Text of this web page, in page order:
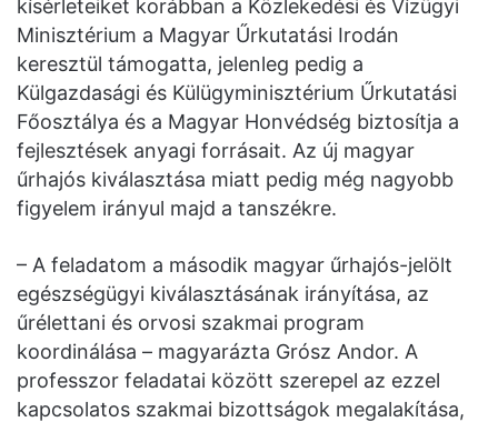
kísérleteiket korábban a Közlekedési és Vízügyi
Minisztérium a Magyar Űrkutatási Irodán
keresztül támogatta, jelenleg pedig a
Külgazdasági és Külügyminisztérium Űrkutatási
Főosztálya és a Magyar Honvédség biztosítja a
fejlesztések anyagi forrásait. Az új magyar
űrhajós kiválasztása miatt pedig még nagyobb
figyelem irányul majd a tanszékre.
– A feladatom a második magyar űrhajós-jelölt
egészségügyi kiválasztásának irányítása, az
űrélettani és orvosi szakmai program
koordinálása – magyarázta Grósz Andor. A
professzor feladatai között szerepel az ezzel
kapcsolatos szakmai bizottságok megalakítása,